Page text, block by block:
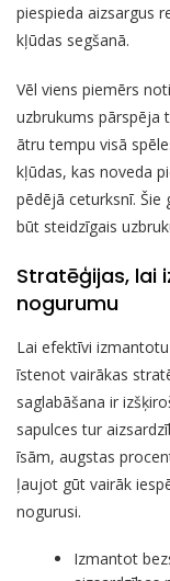
piespieda aizsargus
kļūdas segšanā.
Vēl viens piemērs
uzbrukums pārspēja
ātru tempu visā
kļūdas, kas noveda
pēdējā ceturksnī.
būt steidzīgais
Stratēģijas, lai
nogurumu
Lai efektīvi
īstenot vairākas
saglabāšana ir
sapulces tur
īsām, augstas
ļaujot gūt vairāk
nogurusi.
Izmantot